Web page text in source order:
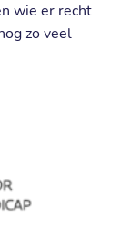
wie er recht
zo veel